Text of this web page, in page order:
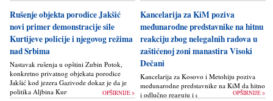
Rušenje objekta porodice Jakšić
novi primer demonstracije sile
Kurtijeve policije i njegovog režima
nad Srbima
Nastavak rušenja u opštini Zubin Potok,
konkretno privatnog objekata porodice
Jakšić kod jezera Gazivode dokaz je da je
politika Alјbina Kurtija...
OPŠIRNIJE >
Kancelarija za KiM poziva
međunarodne predstavnike na hitnu
reakciju zbog nelegalnih radova u
zaštićenoj zoni manastira Visoki
Dečani
Kancelarija za Kosovo i Metohiju poziva
međunarodne predstavnike na KiM da hitno
i odlučno reaguju i da bez odlaganjaOPŠIRNIJE >